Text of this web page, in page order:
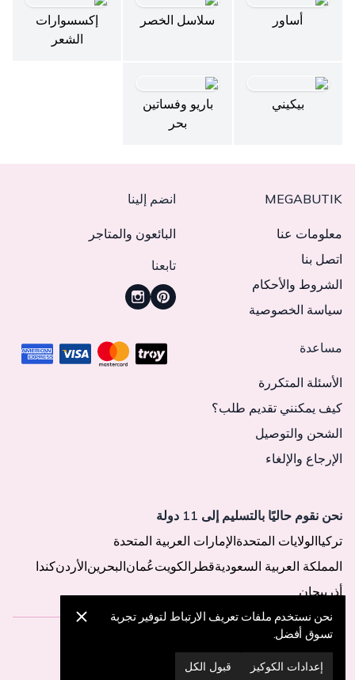
أساور سلاسل الخصر
إكسسوارات
الشعر
بيكيني
باريو وفساتين
بحر
MEGABUTIK
معلومات عنا
اتصل بنا
الشروط والأحكام
سياسة الخصوصية
انضم إلينا
البائعون والمتاجر
تابعنا
مساعدة
الأسئلة المتكررة
كيف يمكنني تقديم طلب؟
الشحن والتوصيل
الإرجاع والإلغاء
نحن نقوم حاليًا بالتسليم إلى 11 دولة
تركياالولايات المتحدةالإمارات العربية المتحدة
المملكة العربية السعوديةقطر الكويتعُمانالبحرينالأردنكندا
أذربيجان
© 2025 MegaButik -
نحن نستخدم ملفات تعريف الارتباط لتوفير تجربة
تسوق أفضل.
إعدادات الكوكيز قبول الكل